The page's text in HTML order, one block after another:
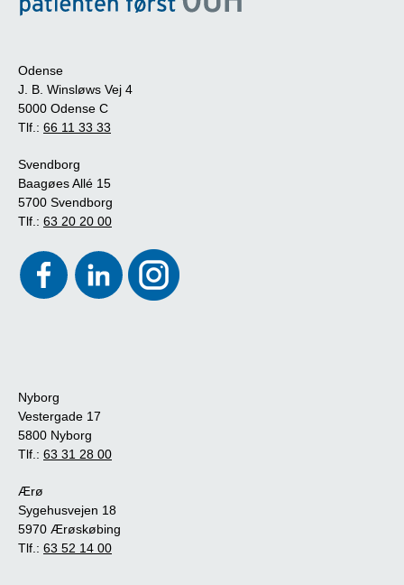
Odense
J. B. Winsløws Vej 4
5000 Odense C
Tlf.: 66 11 33 33
Svendborg
Baagøes Allé 15
5700 Svendborg
Tlf.: 63 20 20 00
Nyborg
Vestergade 17
5800 Nyborg
Tlf.: 63 31 28 00
Ærø
Sygehusvejen 18
5970 Ærøskøbing
Tlf.: 63 52 14 00